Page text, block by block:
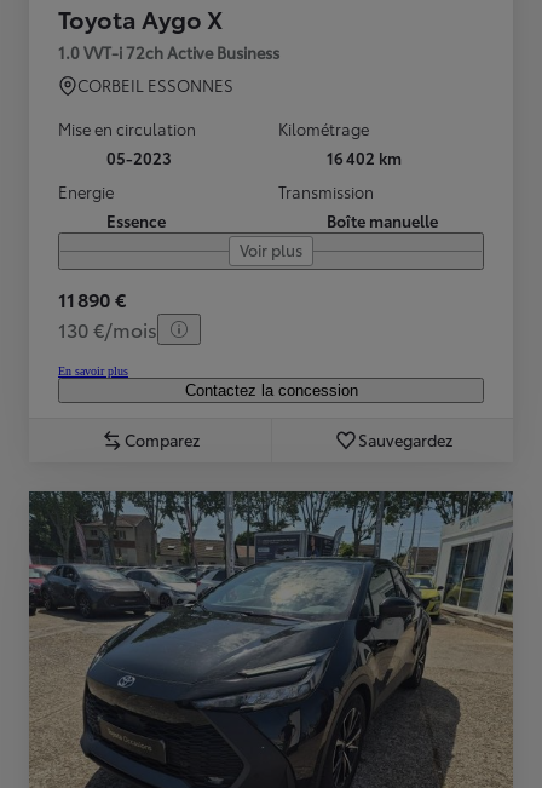
Toyota Aygo X
1.0 VVT-i 72ch Active Business
CORBEIL ESSONNES
Mise en circulation
05-2023
Kilométrage
16 402 km
Energie
Essence
Transmission
Boîte manuelle
Voir plus
11 890 €
130 €/mois
En savoir plus
Contactez la concession
Comparez Sauvegardez